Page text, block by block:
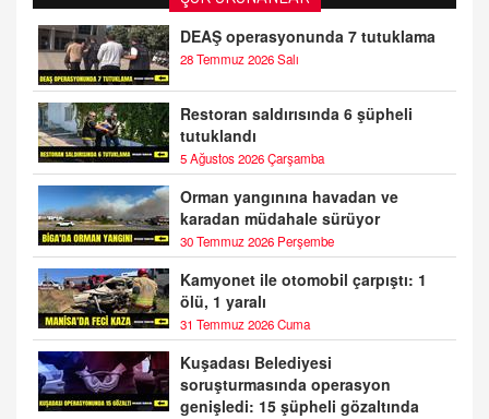
DEAŞ operasyonunda 7 tutuklama
28 Temmuz 2026 Salı
Restoran saldırısında 6 şüpheli
tutuklandı
5 Ağustos 2026 Çarşamba
Orman yangınına havadan ve
karadan müdahale sürüyor
30 Temmuz 2026 Perşembe
Kamyonet ile otomobil çarpıştı: 1
ölü, 1 yaralı
31 Temmuz 2026 Cuma
Kuşadası Belediyesi
soruşturmasında operasyon
genişledi: 15 şüpheli gözaltında